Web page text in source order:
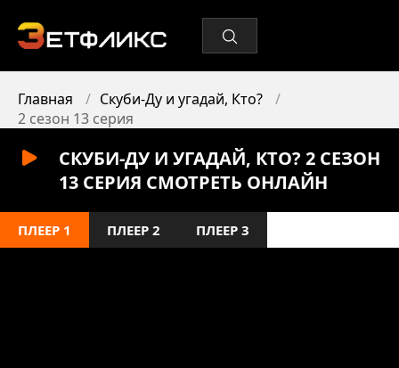
Главная
Скуби-Ду и угадай, Кто?
2 сезон 13 серия
СКУБИ-ДУ И УГАДАЙ, КТО? 2 СЕЗОН
13 СЕРИЯ СМОТРЕТЬ ОНЛАЙН
ПЛЕЕР 1 ПЛЕЕР 2 ПЛЕЕР 3